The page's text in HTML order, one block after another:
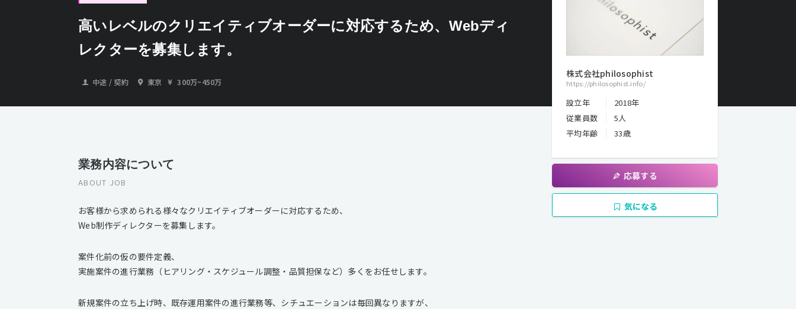
高いレベルのクリエイティブオーダーに対応するため、Webディ
レクターを募集します。
中途 / 契約 東京 300万~450万
業務内容について
ABOUT JOB
お客様から求められる様々なクリエイティブオーダーに対応するため、
Web制作ディレクターを募集します。
案件化前の仮の要件定義、
実施案件の進行業務（ヒアリング・スケジュール調整・品質担保など）多くをお任せします。
新規案件の立ち上げ時、既存運用案件の進行業務等、シチュエーションは毎回異なりますが、
株式会社philosophist
https://philosophist.info/
設立年
2018年
従業員数
5人
平均年齢
33歳
応募する
気になる